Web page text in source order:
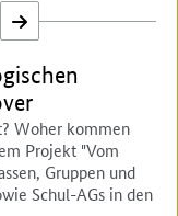
vor
Woher kommen
Projekt "Vom
Gruppen und
Schul-AGs in den